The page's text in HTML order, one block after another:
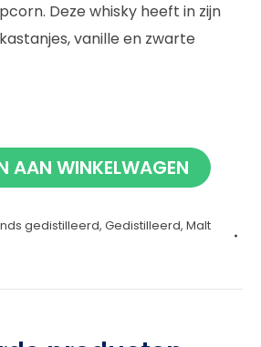
Deze whisky heeft in zijn
vanille en zwarte
AAN WINKELWAGEN
gedistilleerd, Gedistilleerd, Malt